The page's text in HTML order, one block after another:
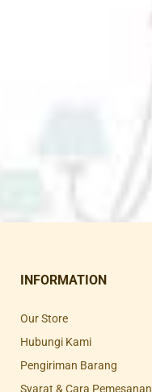
INFORMATION
Our Store
Hubungi Kami
Pengiriman Barang
Syarat & Cara Pemesanan